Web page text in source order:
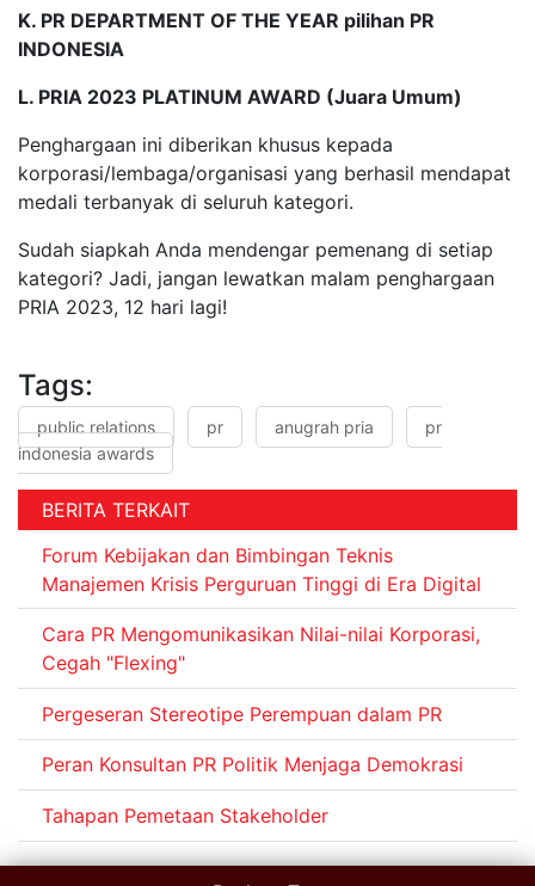
K. PR DEPARTMENT OF THE YEAR pilihan PR
INDONESIA
L. PRIA 2023 PLATINUM AWARD (Juara Umum)
Penghargaan ini diberikan khusus kepada
korporasi/lembaga/organisasi yang berhasil mendapat
medali terbanyak di seluruh kategori.
Sudah siapkah Anda mendengar pemenang di setiap
kategori? Jadi, jangan lewatkan malam penghargaan
PRIA 2023, 12 hari lagi!
Tags:
public relations pr anugrah pria
pr
indonesia awards
BERITA TERKAIT
Forum Kebijakan dan Bimbingan Teknis
Manajemen Krisis Perguruan Tinggi di Era Digital
Cara PR Mengomunikasikan Nilai-nilai Korporasi,
Cegah "Flexing"
Pergeseran Stereotipe Perempuan dalam PR
Peran Konsultan PR Politik Menjaga Demokrasi
Tahapan Pemetaan Stakeholder